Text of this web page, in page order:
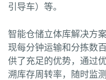
引导车）等。
智能仓储立体库解决方
现每分钟运输和分拣数
供了充足的优势，通过
溯库存周转率，随时监